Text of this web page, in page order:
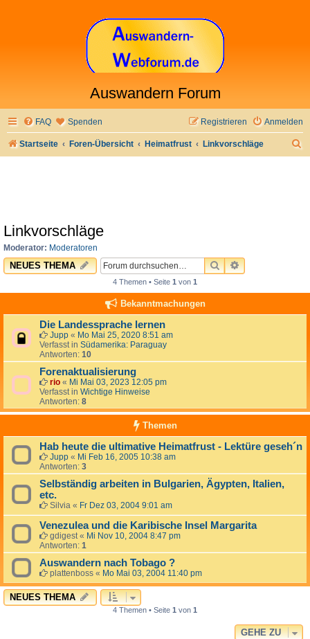
Auswandern Forum
FAQ Spenden Anmelden
Registrieren
Startseite Foren-Übersicht Heimatfrust Linkvorschläge
Linkvorschläge
Moderator: Moderatoren
NEUES THEMA SUCHEERWEITERTE
4 Themen • Seite 1 von 1
Bekanntmachungen
Die Landessprache lernen
Jupp « Mo Mai 25, 2020 8:51 am
Verfasst in Südamerika: Paraguay
Antworten: 10
Forenaktualisierung
rio « Mi Mai 03, 2023 12:05 pm
Verfasst in Wichtige Hinweise
Antworten: 8
Themen
Hab heute die ultimative Heimatfrust - Lektüre geseh´n
Jupp « Mi Feb 16, 2005 10:38 am
Antworten: 3
Selbständig arbeiten in Bulgarien, Ägypten, Italien,
etc.
Silvia « Fr Dez 03, 2004 9:01 am
Venezulea und die Karibische Insel Margarita
gdigest« Mi Nov 10, 2004 8:47 pm
Antworten: 1
Auswandern nach Tobago ?
plattenboss « Mo Mai 03, 2004 11:40 pm
NEUES THEMA
4 Themen • Seite 1 von 1
GEHE ZU